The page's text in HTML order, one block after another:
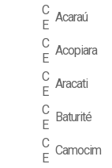
C
E
Acaraú
C
E
Acopiara
C
E
Aracati
C
E
Baturité
C
E
Camocim